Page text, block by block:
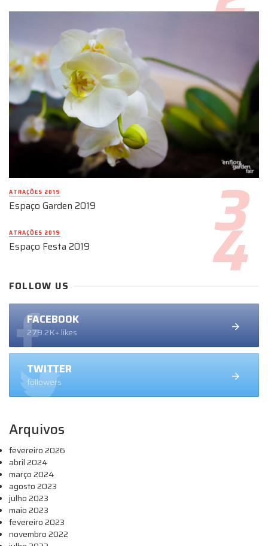
ATRAÇÕES 2019
Espaço Garden 2019
ATRAÇÕES 2019
Espaço Festa 2019
FOLLOW US
FACEBOOK
279.2K+ likes
TWITTER
followers
Arquivos
fevereiro 2026
abril 2024
março 2024
agosto 2023
julho 2023
maio 2023
fevereiro 2023
novembro 2022